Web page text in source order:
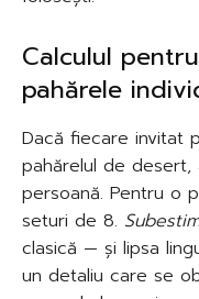
Calculul
pahărele
Dacă fiecare invitat
pahărelul de
persoană. Pentru o
seturi de 8.
clasică — și lipsa
un detaliu care se